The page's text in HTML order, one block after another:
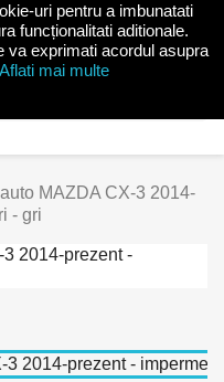
MAZDA CX-3 2014-
- gri
uri pentru a imbunatati
funcționalitati aditionale.
va exprimati acordul asupra
Aflati mai multe